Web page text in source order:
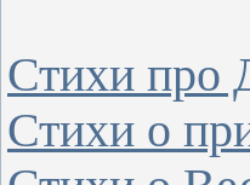
Стихи про
Стихи о